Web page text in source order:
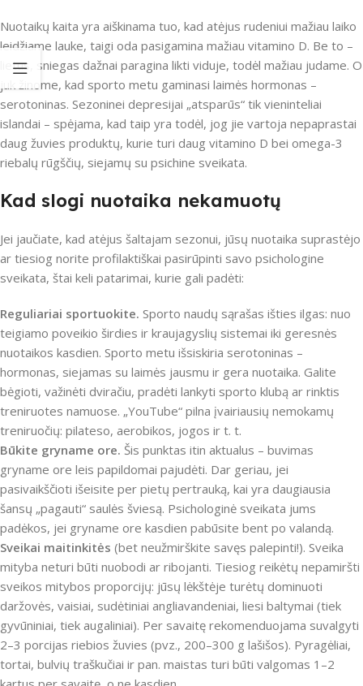
Nuotaikų kaita yra aiškinama tuo, kad atėjus rudeniui mažiau laiko
leidžiame lauke, taigi oda pasigamina mažiau vitamino D. Be to –
lietus, sniegas dažnai paragina likti viduje, todėl mažiau judame. O
juk žinome, kad sporto metu gaminasi laimės hormonas –
serotoninas. Sezoninei depresijai „atsparūs“ tik vieninteliai
islandai – spėjama, kad taip yra todėl, jog jie vartoja nepaprastai
daug žuvies produktų, kurie turi daug vitamino D bei omega-3
riebalų rūgščių, siejamų su psichine sveikata.
Kad slogi nuotaika nekamuotų
Jei jaučiate, kad atėjus šaltajam sezonui, jūsų nuotaika suprastėjo
ar tiesiog norite profilaktiškai pasirūpinti savo psichologine
sveikata, štai keli patarimai, kurie gali padėti:
Reguliariai sportuokite. Sporto naudų sąrašas išties ilgas: nuo
teigiamo poveikio širdies ir kraujagyslių sistemai iki geresnės
nuotaikos kasdien. Sporto metu išsiskiria serotoninas –
hormonas, siejamas su laimės jausmu ir gera nuotaika. Galite
bėgioti, važinėti dviračiu, pradėti lankyti sporto klubą ar rinktis
treniruotes namuose. „YouTube“ pilna įvairiausių nemokamų
treniruočių: pilateso, aerobikos, jogos ir t. t.
Būkite gryname ore. Šis punktas itin aktualus – buvimas
gryname ore leis papildomai pajudėti. Dar geriau, jei
pasivaikščioti išeisite per pietų pertrauką, kai yra daugiausia
šansų „pagauti“ saulės šviesą. Psichologinė sveikata jums
padėkos, jei gryname ore kasdien pabūsite bent po valandą.
Sveikai maitinkitės (bet neužmirškite savęs palepinti!). Sveika
mityba neturi būti nuobodi ar ribojanti. Tiesiog reikėtų nepamiršti
sveikos mitybos proporcijų: jūsų lėkštėje turėtų dominuoti
daržovės, vaisiai, sudėtiniai angliavandeniai, liesi baltymai (tiek
gyvūniniai, tiek augaliniai). Per savaitę rekomenduojama suvalgyti
2–3 porcijas riebios žuvies (pvz., 200–300 g lašišos). Pyragėliai,
tortai, bulvių traškučiai ir pan. maistas turi būti valgomas 1–2